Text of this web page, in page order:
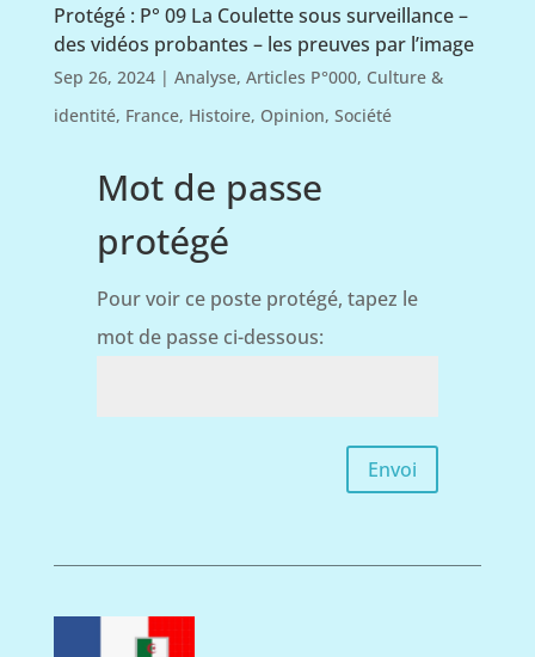
Protégé : P° 09 La Coulette sous surveillance –
des vidéos probantes – les preuves par l’image
Sep 26, 2024| Analyse, Articles P°000, Culture &
identité, France, Histoire, Opinion, Société
Mot de passe
protégé
Pour voir ce poste protégé, tapez le
mot de passe ci-dessous:
Envoi